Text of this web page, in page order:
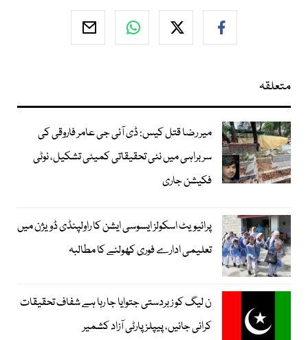
متعلقہ
میر رضا قتل کیس: ڈی آئی جی عامر فاروقی کی
سربراہی میں نئی تحقیقاتی کمیٹی تشکیل، نوٹی
فکیشن جاری
پرائیویٹ اسکولز ایسوسی ایشن کا راولپنڈی ڈویژن میں
تعلیمی ادارے فوری کھولنے کا مطالبہ
ن لیگ کو زبردستی جتوایا جا رہا ہے شفاف تحقیقات
کرائی جائیں، پیپلز پارٹی آزاد کشمیر